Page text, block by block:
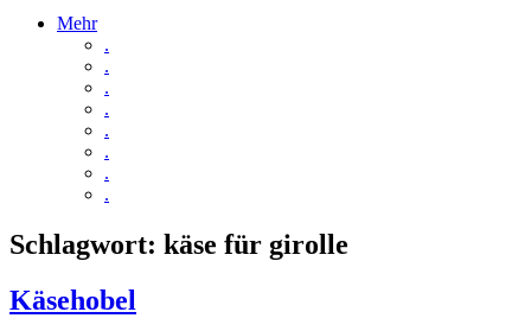
Mehr
.
.
.
.
.
.
.
.
Schlagwort: käse für girolle
Käsehobel